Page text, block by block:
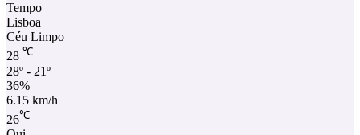
Tempo
Lisboa
Céu Limpo
28 ℃
28º - 21º
36%
6.15 km/h
26℃